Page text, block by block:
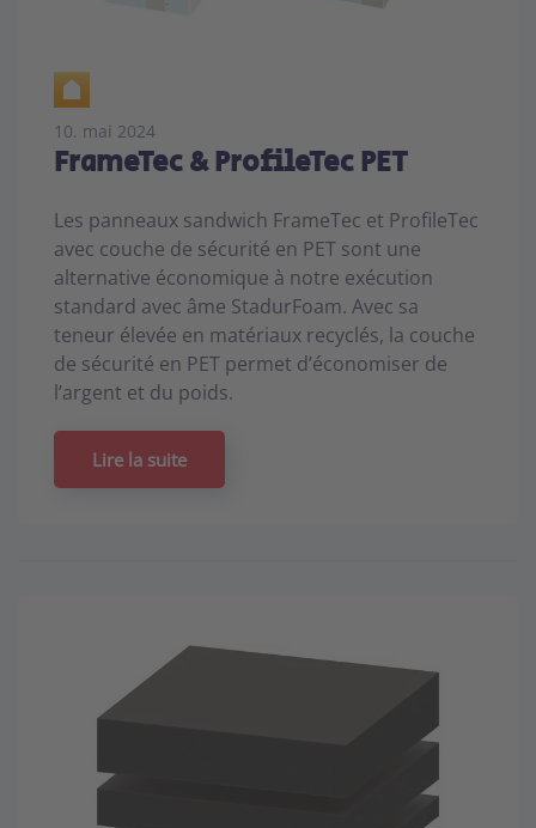
10. mai 2024
FrameTec & ProfileTec PET
Les panneaux sandwich FrameTec et ProfileTec
avec couche de sécurité en PET sont une
alternative économique à notre exécution
standard avec âme StadurFoam. Avec sa
teneur élevée en matériaux recyclés, la couche
de sécurité en PET permet d’économiser de
l’argent et du poids.
Lire la suite